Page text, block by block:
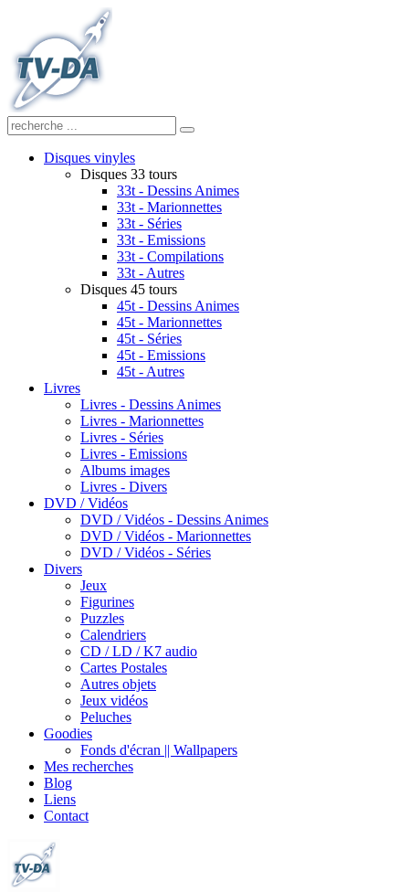
Disques vinyles
Disques 33 tours
33t - Dessins Animes
33t - Marionnettes
33t - Séries
33t - Emissions
33t - Compilations
33t - Autres
Disques 45 tours
45t - Dessins Animes
45t - Marionnettes
45t - Séries
45t - Emissions
45t - Autres
Livres
Livres - Dessins Animes
Livres - Marionnettes
Livres - Séries
Livres - Emissions
Albums images
Livres - Divers
DVD / Vidéos
DVD / Vidéos - Dessins Animes
DVD / Vidéos - Marionnettes
DVD / Vidéos - Séries
Divers
Jeux
Figurines
Puzzles
Calendriers
CD / LD / K7 audio
Cartes Postales
Autres objets
Jeux vidéos
Peluches
Goodies
Fonds d'écran || Wallpapers
Mes recherches
Blog
Liens
Contact